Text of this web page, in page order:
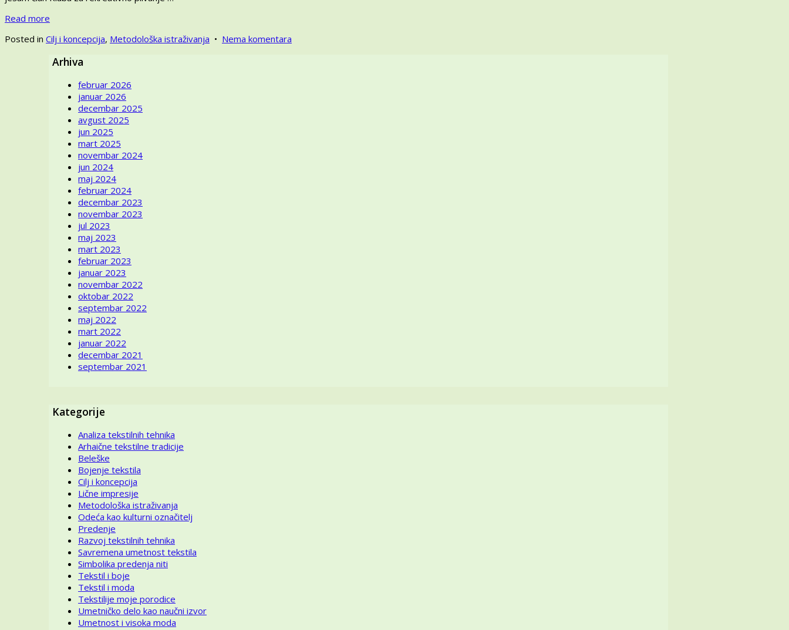
Read more
Posted in Cilj i koncepcija, Metodološka istraživanja • Nema komentara
Arhiva
februar 2026
januar 2026
decembar 2025
avgust 2025
jun 2025
mart 2025
novembar 2024
jun 2024
maj 2024
februar 2024
decembar 2023
novembar 2023
jul 2023
maj 2023
mart 2023
februar 2023
januar 2023
novembar 2022
oktobar 2022
septembar 2022
maj 2022
mart 2022
januar 2022
decembar 2021
septembar 2021
Kategorije
Analiza tekstilnih tehnika
Arhaične tekstilne tradicije
Beleške
Bojenje tekstila
Cilj i koncepcija
Lične impresije
Metodološka istraživanja
Odeća kao kulturni označitelj
Predenje
Razvoj tekstilnih tehnika
Savremena umetnost tekstila
Simbolika predenja niti
Tekstil i boje
Tekstil i moda
Tekstilije moje porodice
Umetničko delo kao naučni izvor
Umetnost i visoka moda